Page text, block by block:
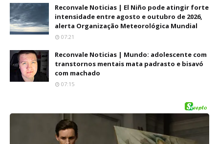
Reconvale Noticias | El Niño pode atingir forte
intensidade entre agosto e outubro de 2026,
alerta Organização Meteorológica Mundial
07:21
Reconvale Noticias | Mundo: adolescente com
transtornos mentais mata padrasto e bisavó
com machado
07:15